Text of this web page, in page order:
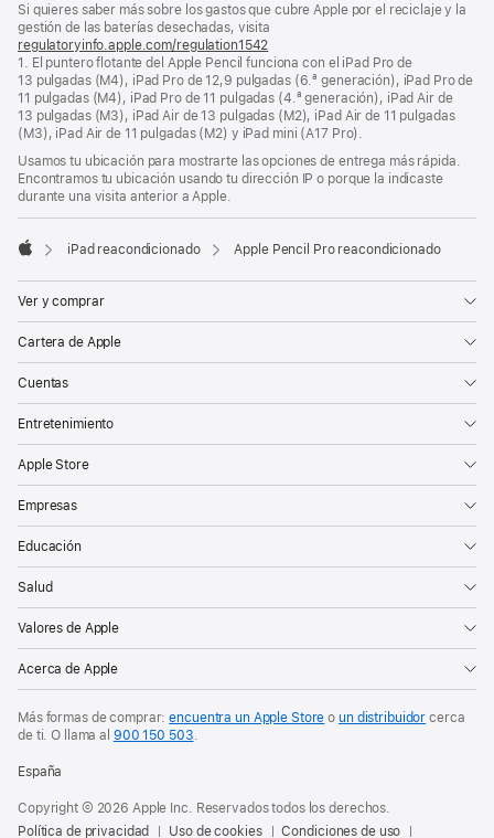
Si quieres saber más sobre los gastos que cubre Apple por el reciclaje y la
gestión de las baterías desechadas, visita
regulatoryinfo.apple.com/regulation1542
abre
en
una
ventana
nueva)
1. El puntero flotante del Apple Pencil funciona con el iPad Pro de
13 pulgadas (M4), iPad Pro de 12,9 pulgadas (6.ª generación), iPad Pro de
11 pulgadas (M4), iPad Pro de 11 pulgadas (4.ª generación), iPad Air de
13 pulgadas (M3), iPad Air de 13 pulgadas (M2), iPad Air de 11 pulgadas
(M3), iPad Air de 11 pulgadas (M2) y iPad mini (A17 Pro).
Usamos tu ubicación para mostrarte las opciones de entrega más rápida.
Encontramos tu ubicación usando tu dirección IP o porque la indicaste
durante una visita anterior a Apple.
iPad reacondicionado Apple Pencil Pro reacondicionado
Ver y comprar
Cartera de Apple
Cuentas
Entretenimiento
Apple Store
Empresas
Educación
Salud
Valores de Apple
Acerca de Apple
Más formas de comprar:encuentra un Apple Store oun distribuidor cerca
de ti. O
llama al 900 150 503.
España
Copyright © 2026 Apple Inc. Reservados todos los derechos.
Política de privacidad
Uso de cookies Condiciones de uso